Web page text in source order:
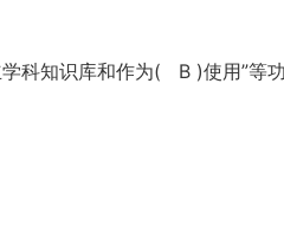
科知识库和作为( B )使用”等